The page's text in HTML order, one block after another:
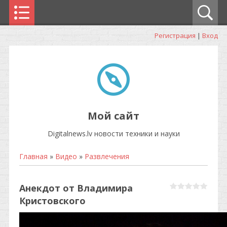
Регистрация | Вход
Мой сайт
Digitalnews.lv новости техники и науки
Главная » Видео » Развлечения
Анекдот от Владимира
Кристовского